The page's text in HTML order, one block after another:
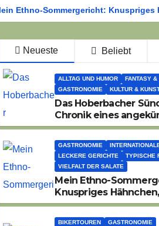
Ethno-Sommergericht: Knuspriges
Neueste Beliebt
ALLTAG UND HUMOR
FANTASY &
GASTRONOMIE
KULTUR &
Das Hoberbacher
Chronik eines
Dorffest-Debakels
GASTRONOMIE
LECKERE GERICHTE
TYPISCHE
VIELFALT DER SALATE
Mein Ethno-
Knuspriges
Rührei, Salat
BIKERTOUREN
GASTRONOMIE